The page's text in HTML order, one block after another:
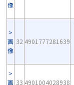
像
画
像
32 4901777281639
画 33 4901004028938